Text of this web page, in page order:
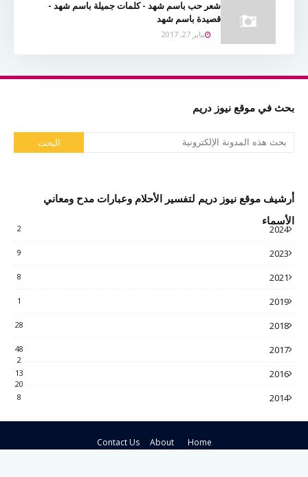
شعر حب باسم شهد - كلمات جميلة باسم شهد -
قصيدة باسم شهد
يناير 27, 2017
بحث في موقع نيوز دريم
أرشيف موقع نيوز دريم لتفسير الأحلام وعبارات مدح ومعاني
الأسماء
2024
2
2023
9
2021
8
2019
1
2018
28
2017
48
2
2016
13
20
2014
8
Home
About
Contact Us